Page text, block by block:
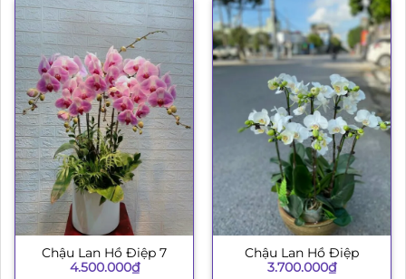
Chậu Lan Hồ Điệp 7
4.500.000₫
Chậu Lan Hồ Điệp
3.700.000₫